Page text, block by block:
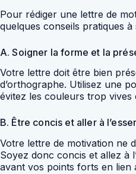
Pour rédiger une lettre de
quelques conseils pratiques à
A. Soigner la forme et la
Votre lettre doit être bien
d’orthographe. Utilisez une
évitez les couleurs trop vives
B. Être concis et aller à
Votre lettre de motivation ne
Soyez donc concis et allez à
avant vos points forts en lien